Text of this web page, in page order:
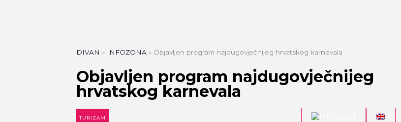
DIVAN » INFOZONA » Objavljen program najdugovječnijeg hrvatskog karnevala
Objavljen program najdugovječnijeg
hrvatskog karnevala
TURIZAM